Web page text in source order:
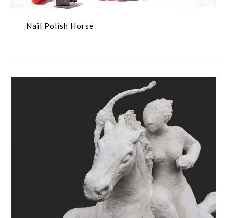
Nail Polish Horse